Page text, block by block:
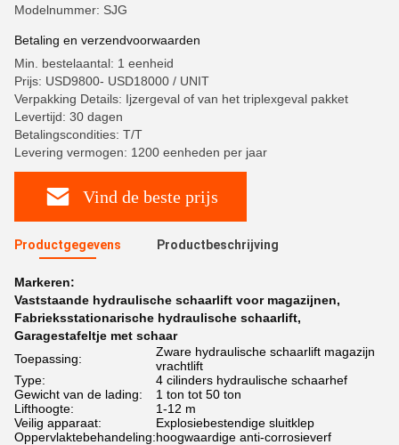
Modelnummer: SJG
Betaling en verzendvoorwaarden
Min. bestelaantal: 1 eenheid
Prijs: USD9800- USD18000 / UNIT
Verpakking Details: Ijzergeval of van het triplexgeval pakket
Levertijd: 30 dagen
Betalingscondities: T/T
Levering vermogen: 1200 eenheden per jaar
Vind de beste prijs
Productgegevens Productbeschrijving
Markeren:
Vaststaande hydraulische schaarlift voor magazijnen,
Fabrieksstationarische hydraulische schaarlift,
Garagestafeltje met schaar
Toepassing:
Zware hydraulische schaarlift magazijn
vrachtlift
Type:
4 cilinders hydraulische schaarhef
Gewicht van de lading:
1 ton tot 50 ton
Lifthoogte:
1-12 m
Veilig apparaat:
Explosiebestendige sluitklep
Oppervlaktebehandeling:hoogwaardige anti-corrosieverf